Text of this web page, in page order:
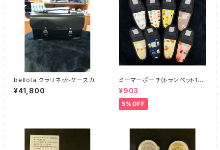
bellota クラリネットケースカバ
ー
¥41,800
ミーマーポーチ(トランペット1本
用)
¥903
5%OFF